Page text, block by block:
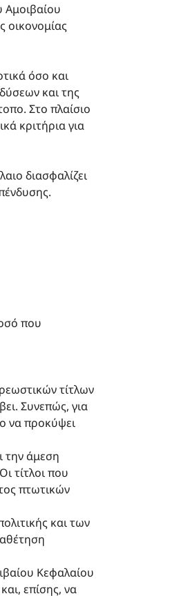
Αμοιβαίου
οικονομίας
όσο και
και της
Στο πλαίσιο
κριτήρια για
διασφαλίζει
που
τίτλων
Συνεπώς, για
να προκύψει
την άμεση
τίτλοι που
πτωτικών
και των
Κεφαλαίου
επίσης, να